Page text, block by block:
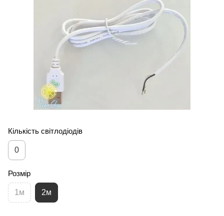
Кількість світлодіодів
0
Розмір
1м 2м